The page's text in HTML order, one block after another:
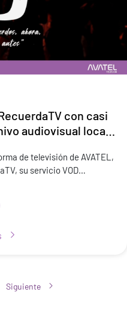
con casi
audiovisual local
de televisión de AVATEL,
su servicio VOD
Siguiente